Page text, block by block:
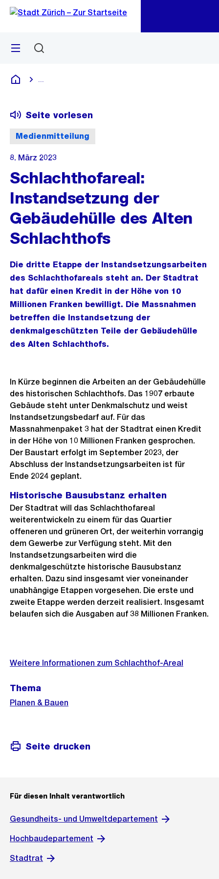
Navigation
Sprunglink
Menü
Deutsch
Medienmitteilung
Seite vorlesen
8. März 2023
Schlachthofareal:
Instandsetzung der
Gebäudehülle des Alten
Schlachthofs
Die dritte Etappe der Instandsetzungsarbeiten
des Schlachthofareals steht an. Der Stadtrat
hat dafür einen Kredit in der Höhe von 10
Millionen Franken bewilligt. Die Massnahmen
betreffen die Instandsetzung der
denkmalgeschützten Teile der Gebäudehülle
des Alten Schlachthofs.
In Kürze beginnen die Arbeiten an der Gebäudehülle
des historischen Schlachthofs. Das 1907 erbaute
Gebäude steht unter Denkmalschutz und weist
Instandsetzungsbedarf auf. Für das
Massnahmenpaket 3 hat der Stadtrat einen Kredit
in der Höhe von 10 Millionen Franken gesprochen.
Der Baustart erfolgt im September 2023, der
Abschluss der Instandsetzungsarbeiten ist für
Ende 2024 geplant.
Historische Bausubstanz erhalten
Der Stadtrat will das Schlachthofareal
weiterentwickeln zu einem für das Quartier
offeneren und grüneren Ort, der weiterhin vorrangig
dem Gewerbe zur Verfügung steht. Mit den
Instandsetzungsarbeiten wird die
denkmalgeschützte historische Bausubstanz
erhalten. Dazu sind insgesamt vier voneinander
unabhängige Etappen vorgesehen. Die erste und
zweite Etappe werden derzeit realisiert. Insgesamt
belaufen sich die Ausgaben auf 38 Millionen Franken.
Informationen
Weitere Informationen zum Schlachthof-Areal
Thema
Planen & Bauen
Seite drucken
Für diesen Inhalt verantwortlich
Gesundheits- und Umweltdepartement
Hochbaudepartement
Stadtrat